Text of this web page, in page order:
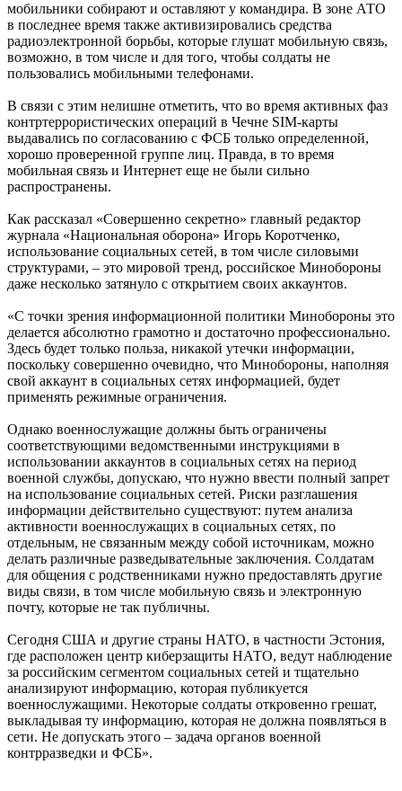
мобильники собирают и оставляют у командира. В зоне АТО
в последнее время также активизировались средства
радиоэлектронной борьбы, которые глушат мобильную связь,
возможно, в том числе и для того, чтобы солдаты не
пользовались мобильными телефонами.
В связи с этим нелишне отметить, что во время активных фаз
контртеррористических операций в Чечне SIM-карты
выдавались по согласованию с ФСБ только определенной,
хорошо проверенной группе лиц. Правда, в то время
мобильная связь и Интернет еще не были сильно
распространены.
Как рассказал «Совершенно секретно» главный редактор
журнала «Национальная оборона» Игорь Коротченко,
использование социальных сетей, в том числе силовыми
структурами, – это мировой тренд, российское Минобороны
даже несколько затянуло с открытием своих аккаунтов.
«С точки зрения информационной политики Минобороны это
делается абсолютно грамотно и достаточно профессионально.
Здесь будет только польза, никакой утечки информации,
поскольку совершенно очевидно, что Минобороны, наполняя
свой аккаунт в социальных сетях информацией, будет
применять режимные ограничения.
Однако военнослужащие должны быть ограничены
соответствующими ведомственными инструкциями в
использовании аккаунтов в социальных сетях на период
военной службы, допускаю, что нужно ввести полный запрет
на использование социальных сетей. Риски разглашения
информации действительно существуют: путем анализа
активности военнослужащих в социальных сетях, по
отдельным, не связанным между собой источникам, можно
делать различные разведывательные заключения. Солдатам
для общения с родственниками нужно предоставлять другие
виды связи, в том числе мобильную связь и электронную
почту, которые не так публичны.
Сегодня США и другие страны НАТО, в частности Эстония,
где расположен центр киберзащиты НАТО, ведут наблюдение
за российским сегментом социальных сетей и тщательно
анализируют информацию, которая публикуется
военнослужащими. Некоторые солдаты откровенно грешат,
выкладывая ту информацию, которая не должна появляться в
сети. Не допускать этого – задача органов военной
контрразведки и ФСБ».